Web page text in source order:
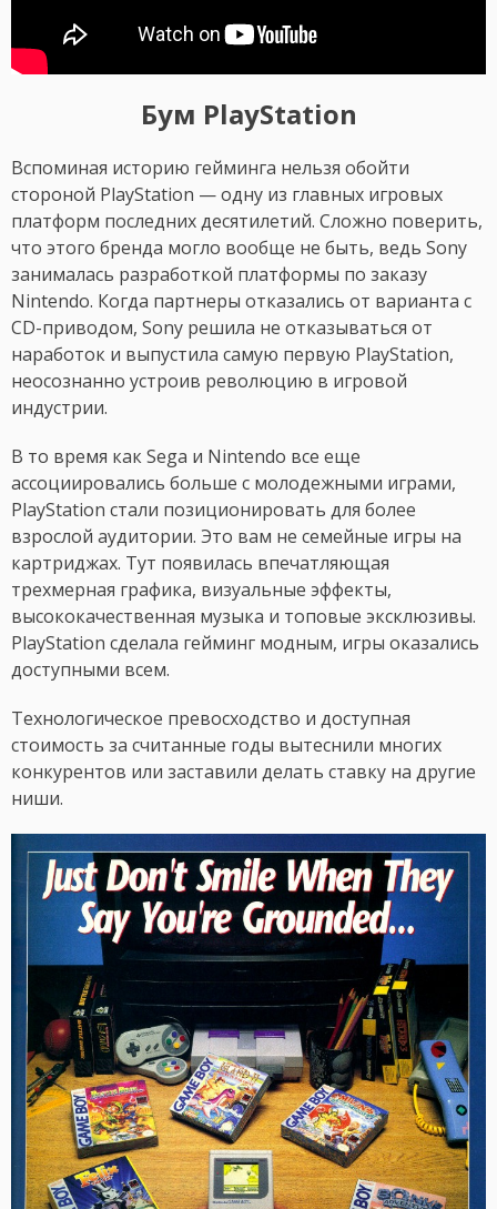
Бум PlayStation
Вспоминая историю гейминга нельзя обойти
стороной PlayStation — одну из главных игровых
платформ последних десятилетий. Сложно поверить,
что этого бренда могло вообще не быть, ведь Sony
занималась разработкой платформы по заказу
Nintendo. Когда партнеры отказались от варианта с
CD-приводом, Sony решила не отказываться от
наработок и выпустила самую первую PlayStation,
неосознанно устроив революцию в игровой
индустрии.
В то время как Sega и Nintendo все еще
ассоциировались больше с молодежными играми,
PlayStation стали позиционировать для более
взрослой аудитории. Это вам не семейные игры на
картриджах. Тут появилась впечатляющая
трехмерная графика, визуальные эффекты,
высококачественная музыка и топовые эксклюзивы.
PlayStation сделала гейминг модным, игры оказались
доступными всем.
Технологическое превосходство и доступная
стоимость за считанные годы вытеснили многих
конкурентов или заставили делать ставку на другие
ниши.